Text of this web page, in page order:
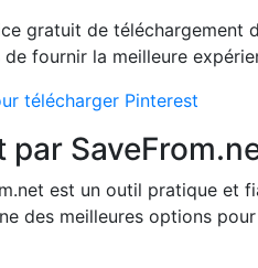
gratuit de téléchargement
fournir la meilleure
télécharger Pinterest
est un outil pratique et
des meilleures options